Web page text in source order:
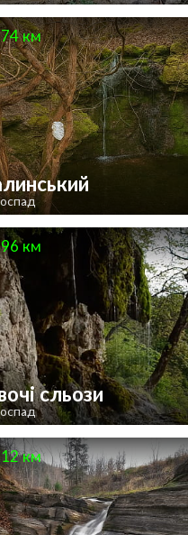
км
км
сльози
км